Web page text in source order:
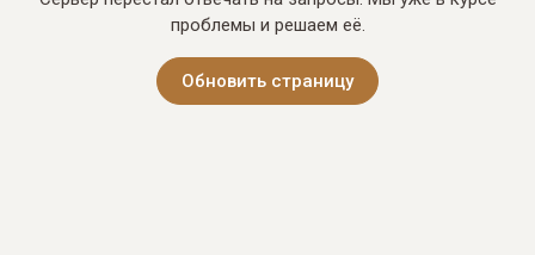
проблемы и решаем её.
Обновить страницу